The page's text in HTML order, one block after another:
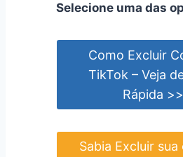
Selecione uma das
Como Excluir
TikTok – Veja
Rápida
Sabia Excluir